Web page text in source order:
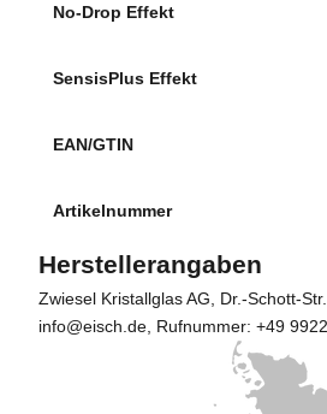
No-Drop Effekt
SensisPlus Effekt
EAN/GTIN
Artikelnummer
Herstellerangaben
Zwiesel Kristallglas AG , Dr.-Schott-
info@eisch.de, Rufnummer: +49